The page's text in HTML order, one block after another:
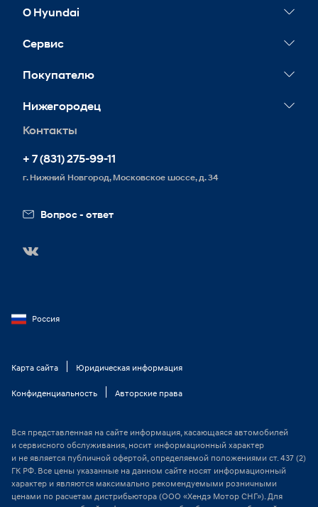
О Hyundai
Новости
Сервис
Сервисные акции
Обслуживание
Покупателю
Корпоративным клиентам
Нижегородец
Контакты
+ 7 (831) 275-99-11
г. Нижний Новгород, Московское шоссе, д. 34
Вопрос - ответ
Россия
Карта сайта Юридическая информация
Конфиденциальность Авторские права
Вся представленная на сайте информация, касающаяся автомобилей
и сервисного обслуживания, носит информационный характер
и не является публичной офертой, определяемой положениями ст. 437 (2)
ГК РФ. Все цены указанные на данном сайте носят информационный
характер и являются максимально рекомендуемыми розничными
ценами по расчетам дистрибьютора (ООО «Хендэ Мотор СНГ»). Для